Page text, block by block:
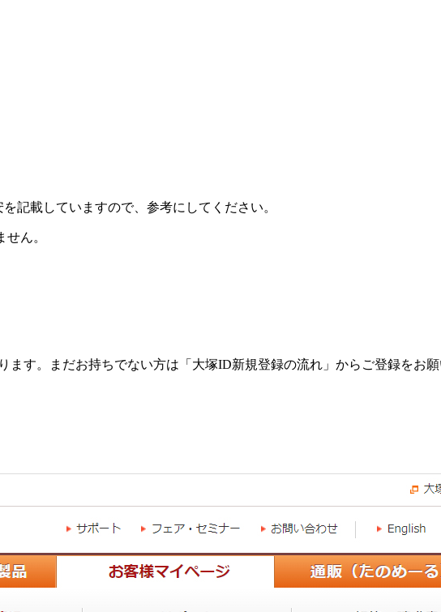
記載していますので、参考にしてください。
ん。
ます。まだお持ちでない方は「大塚ID新規登録の流れ」からご登録をお